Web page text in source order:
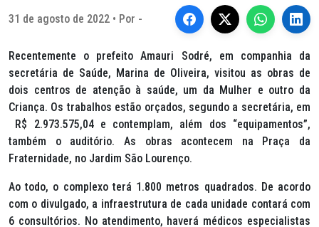
31 de agosto de 2022 • Por -
Recentemente o prefeito Amauri Sodré, em companhia da
secretária de Saúde, Marina de Oliveira, visitou as obras de
dois centros de atenção à saúde, um da Mulher e outro da
Criança. Os trabalhos estão orçados, segundo a secretária, em
R$ 2.973.575,04 e contemplam, além dos “equipamentos”,
também o auditório. As obras acontecem na Praça da
Fraternidade, no Jardim São Lourenço.
Ao todo, o complexo terá 1.800 metros quadrados. De acordo
com o divulgado, a infraestrutura de cada unidade contará com
6 consultórios. No atendimento, haverá médicos especialistas